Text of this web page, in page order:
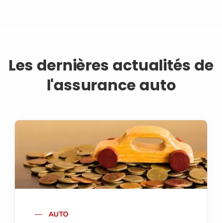
Les dernières actualités de
l'assurance auto
AUTO